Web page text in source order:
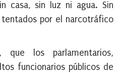
casa, sin luz ni agua. Sin
tentados por el narcotráfico
que los parlamentarios,
funcionarios públicos de